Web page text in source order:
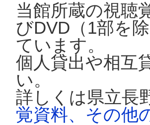
当館所蔵の視聴
びDVD（1部を
ています。
個人貸出や相互
い。
詳しくは県立長
覚資料、その他